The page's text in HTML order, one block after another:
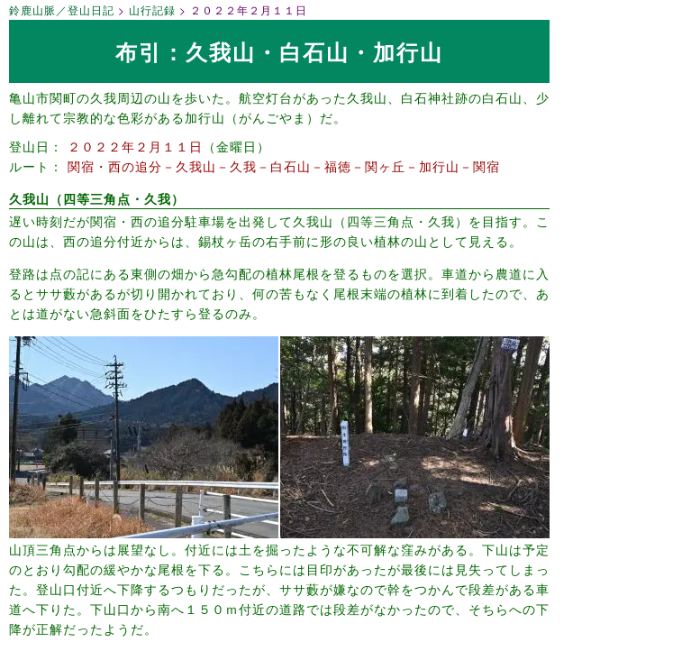
鈴鹿山脈／登山日記 山行記録 ２０２２年２月１１日
布引：久我山・白石山・加行山
亀山市関町の久我周辺の山を歩いた。航空灯台があった久我山、白石神社跡の白石山、少
し離れて宗教的な色彩がある加行山（がんごやま）だ。
登山日
２０２２年２月１１日
金曜日
ルート
関宿・西の追分－久我山－久我－白石山－福徳－関ヶ丘－加行山－関宿
久我山（四等三角点・久我）
遅い時刻だが関宿・西の追分駐車場を出発して久我山（四等三角点・久我）を目指す。こ
の山は、西の追分付近からは、錫杖ヶ岳の右手前に形の良い植林の山として見える。
登路は点の記にある東側の畑から急勾配の植林尾根を登るものを選択。車道から農道に入
るとササ藪があるが切り開かれており、何の苦もなく尾根末端の植林に到着したので、あ
とは道がない急斜面をひたすら登るのみ。
山頂三角点からは展望なし。付近には土を掘ったような不可解な窪みがある。下山は予定
のとおり勾配の緩やかな尾根を下る。こちらには目印があったが最後には見失ってしまっ
た。登山口付近へ下降するつもりだったが、ササ藪が嫌なので幹をつかんで段差がある車
道へ下りた。下山口から南へ１５０ｍ付近の道路では段差がなかったので、そちらへの下
降が正解だったようだ。